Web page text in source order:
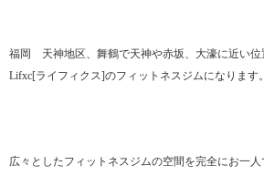
福岡 天神地区、舞鶴で天神や赤坂、大濠に近い位
Lifxc[ライフィクス]のフィットネスジムになります。
広々としたフィットネスジムの空間を完全にお一人